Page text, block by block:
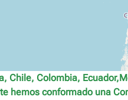
Chile, Colombia,
hemos conformado una